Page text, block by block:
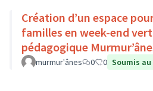
Création d’un espace
familles en week-end
pédagogique
murmur'ânes 0 0 Soumis